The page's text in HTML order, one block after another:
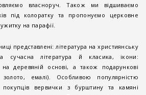
власноруч. Також ми відшиваємо
під колоратку та пропонуємо церковне
на парафії.
представлені: література на християнську
сучасна література й класика, ікони:
деревяній основі, а також подарункові
золото, емалі). Особливою популярністю
вервички з бурштину та камяні